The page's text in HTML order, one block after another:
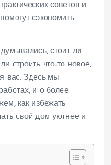
советов и
сэкономить
стоит ли
строить что-то новое,
вас. Здесь мы
и о более
как избежать
свой дом уютнее и